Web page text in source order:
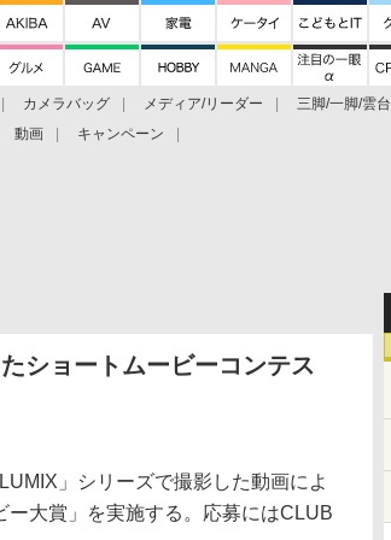
カメラバッグ メディア/リーダー 三脚/一脚/雲台
動画 キャンペーン
ショートムービーコンテス
」シリーズで撮影した動画によ
ー大賞」を実施する。応募にはCLUB